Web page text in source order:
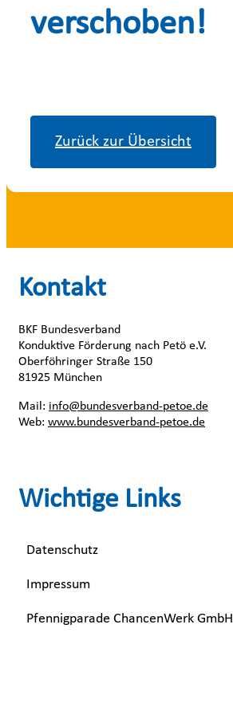
verschoben!
Zurück zur Übersicht
Kontakt
BKF Bundesverband
Konduktive Förderung nach Petö e.V.
Oberföhringer Straße 150
81925 München
Mail: info@bundesverband-petoe.de
Web: www.bundesverband-petoe.de
Wichtige Links
Datenschutz
Impressum
Pfennigparade ChancenWerk GmbH